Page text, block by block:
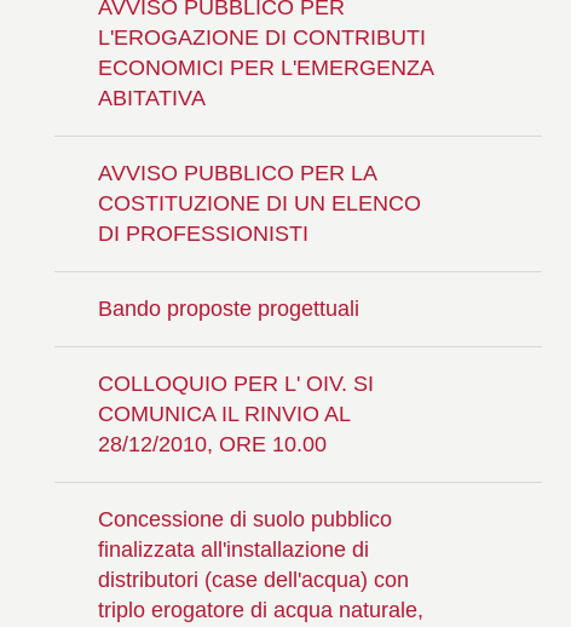
AVVISO PUBBLICO PER
L'EROGAZIONE DI CONTRIBUTI
ECONOMICI PER L'EMERGENZA
ABITATIVA
AVVISO PUBBLICO PER LA
COSTITUZIONE DI UN ELENCO
DI PROFESSIONISTI
Bando proposte progettuali
COLLOQUIO PER L' OIV. SI
COMUNICA IL RINVIO AL
28/12/2010, ORE 10.00
Concessione di suolo pubblico
finalizzata all'installazione di
distributori (case dell'acqua) con
triplo erogatore di acqua naturale,